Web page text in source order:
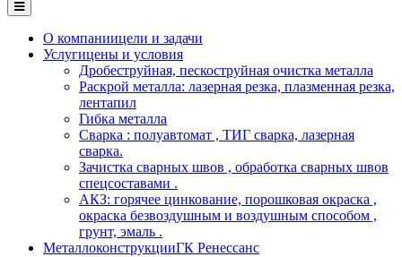
О компаниицели и задачи
Услугицены и условия
Дробеструйная, пескоструйная очистка металла
Раскрой металла: лазерная резка, плазменная резка,
лентапил
Гибка металла
Сварка : полуавтомат , ТИГ сварка, лазерная
сварка.
Зачистка сварных швов , обработка сварных швов
спецсоставами .
АКЗ: горячее цинкование, порошковая окраска ,
окраска безвоздушным и воздушным способом ,
грунт, эмаль .
МеталлоконструкцииГК Ренессанс